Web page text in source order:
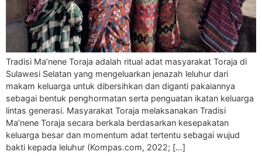
Tradisi Ma’nene Toraja adalah ritual adat masyarakat Toraja di
Sulawesi Selatan yang mengeluarkan jenazah leluhur dari
makam keluarga untuk dibersihkan dan diganti pakaiannya
sebagai bentuk penghormatan serta penguatan ikatan keluarga
lintas generasi. Masyarakat Toraja melaksanakan Tradisi
Ma’nene Toraja secara berkala berdasarkan kesepakatan
keluarga besar dan momentum adat tertentu sebagai wujud
bakti kepada leluhur (Kompas.com, 2022; […]